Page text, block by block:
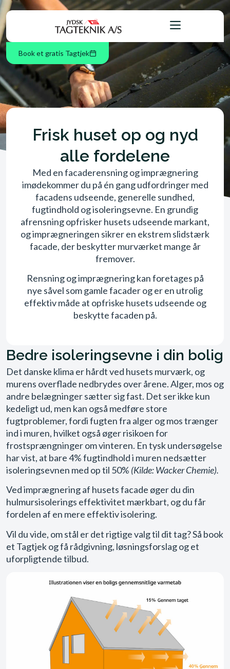
Book et gratis Tagtjek
Frisk huset op og nyd
alle fordelene
Med en facaderensning og imprægnering
imødekommer du på én gang udfordringer med
facadens udseende, generelle sundhed,
fugtindhold og isoleringsevne. En grundig
afrensning opfrisker husets udseende markant,
og imprægneringen sikrer en ekstrem slidstærk
facade, der beskytter murværket mange år
fremover.
Rensning og imprægnering kan foretages på
nye såvel som gamle facader og er en utrolig
effektiv måde at opfriske husets udseende og
beskytte facaden på.
Bedre isoleringsevne i din bolig
Det danske klima er hårdt ved husets murværk, og
murens overflade nedbrydes over årene. Alger, mos og
andre belægninger sætter sig fast. Det ser ikke kun
kedeligt ud, men kan også medføre store
fugtproblemer, fordi fugten fra alger og mos trænger
ind i muren, hvilket også øger risikoen for
frostsprængninger om vinteren. En tysk undersøgelse
har vist, at bare 4% fugtindhold i muren nedsætter
isoleringsevnen med op til 50% (Kilde: Wacker Chemie).
Ved imprægnering af husets facade øger du din
hulmursisolerings effektivitet mærkbart, og du får
fordelen af en mere effektiv isolering.
Vil du vide, om stål er det rigtige valg til dit tag? Så book
et Tagtjek og få rådgivning, løsningsforslag og et
uforpligtende tilbud.